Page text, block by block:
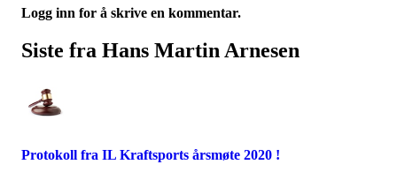
Logg inn for å skrive en kommentar.
Siste fra Hans Martin Arnesen
Protokoll fra IL Kraftsports årsmøte 2020 !